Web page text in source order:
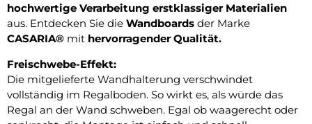
hochwertige Verarbeitung erstklassiger Materialien
aus. Entdecken Sie die Wandboards der Marke
CASARIA® mit hervorragender Qualität.
Freischwebe-Effekt:
Die mitgelieferte Wandhalterung verschwindet
vollständig im Regalboden. So wirkt es, als würde das
Regal an der Wand schweben. Egal ob waagerecht oder